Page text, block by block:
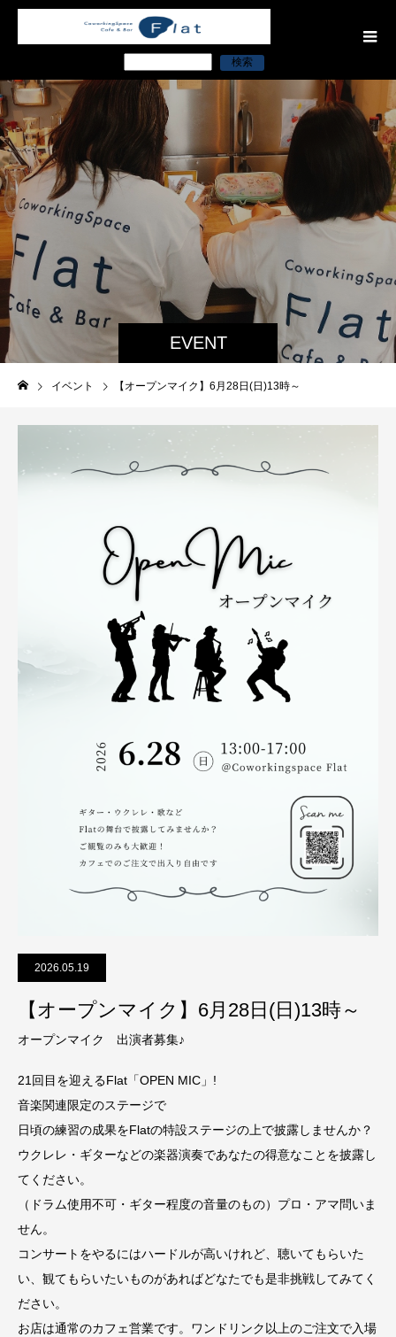
検索
EVENT
イベント 【オープンマイク】6月28日(日)13時～
2026.05.19
【オープンマイク】6月28日(日)13時～
オープンマイク 出演者募集♪
21回目を迎えるFlat「OPEN MIC」!
音楽関連限定のステージで
日頃の練習の成果をFlatの特設ステージの上で披露しませんか？
ウクレレ・ギターなどの楽器演奏であなたの得意なことを披露し
てください。
（ドラム使用不可・ギター程度の音量のもの）プロ・アマ問いま
せん。
コンサートをやるにはハードルが高いけれど、聴いてもらいた
い、観てもらいたいものがあればどなたでも是非挑戦してみてく
ださい。
お店は通常のカフェ営業です。ワンドリンク以上のご注文で入場